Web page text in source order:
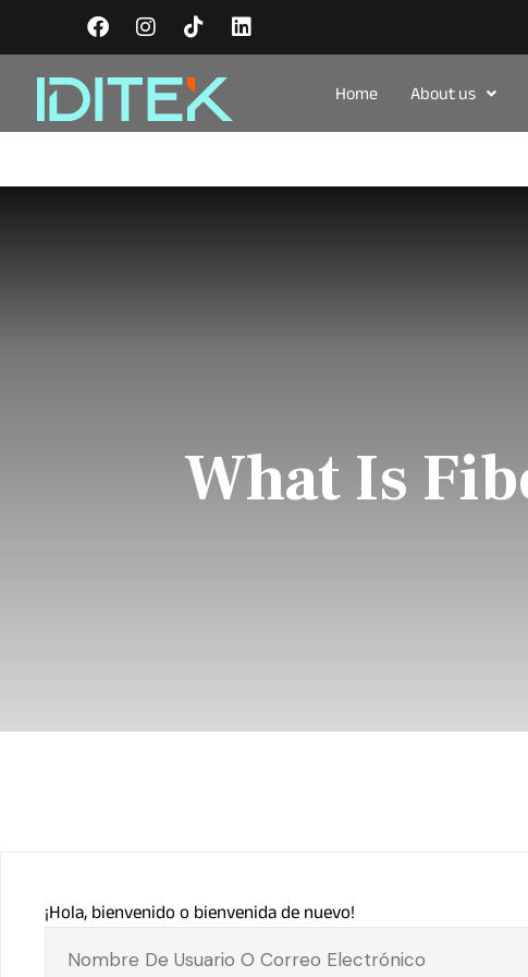
Home About us
What Is
¡Hola, bienvenido o bienvenida de nuevo!